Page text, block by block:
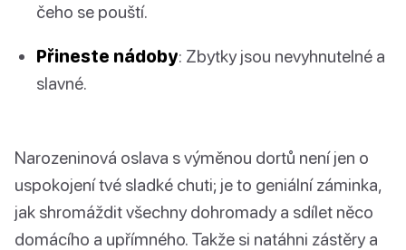
čeho se pouští.
Přineste nádoby: Zbytky jsou nevyhnutelné a
slavné.
Narozeninová oslava s výměnou dortů není jen o
uspokojení tvé sladké chuti; je to geniální záminka,
jak shromáždit všechny dohromady a sdílet něco
domácího a upřímného. Takže si natáhni zástěry a